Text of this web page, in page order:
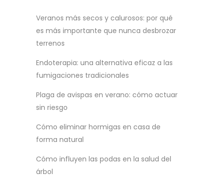
Veranos más secos y calurosos: por qué
es más importante que nunca desbrozar
terrenos
Endoterapia: una alternativa eficaz a las
fumigaciones tradicionales
Plaga de avispas en verano: cómo actuar
sin riesgo
Cómo eliminar hormigas en casa de
forma natural
Cómo influyen las podas en la salud del
árbol